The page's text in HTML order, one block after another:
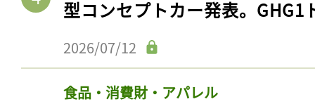
型コンセプトカー発表。GHG1
2026/07/12
食品・消費財・アパレル